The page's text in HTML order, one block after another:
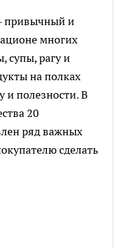
привычный и
многих
супы, рагу и
на полках
и полезности. В
20
ряд важных
сделать